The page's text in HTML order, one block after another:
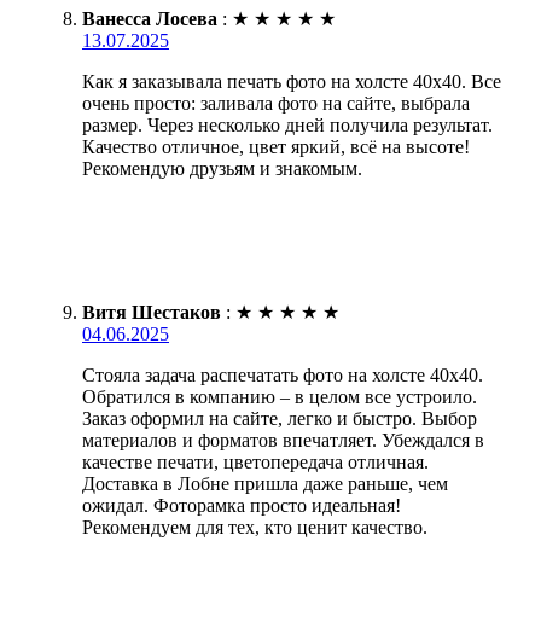
Ванесса Лосева : ★ ★ ★ ★ ★
13.07.2025
Как я заказывала печать фото на холсте 40х40. Все
очень просто: заливала фото на сайте, выбрала
размер. Через несколько дней получила результат.
Качество отличное, цвет яркий, всё на высоте!
Рекомендую друзьям и знакомым.
Витя Шестаков : ★ ★ ★ ★ ★
04.06.2025
Стояла задача распечатать фото на холсте 40х40.
Обратился в компанию – в целом все устроило.
Заказ оформил на сайте, легко и быстро. Выбор
материалов и форматов впечатляет. Убеждался в
качестве печати, цветопередача отличная.
Доставка в Лобне пришла даже раньше, чем
ожидал. Фоторамка просто идеальная!
Рекомендуем для тех, кто ценит качество.